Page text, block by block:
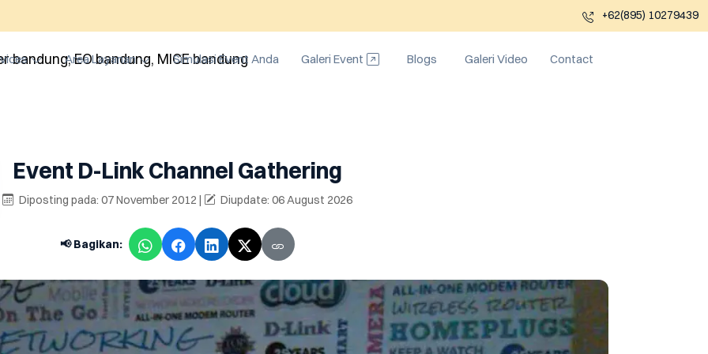
+62(895) 10279439
Area Layanan Simulasi Event Anda Galeri Event Blogs Galeri Video Contact
Event D-Link Channel Gathering
Diposting pada: 07 November 2012 | Diupdate: 06 August 2026
📢 Bagikan: